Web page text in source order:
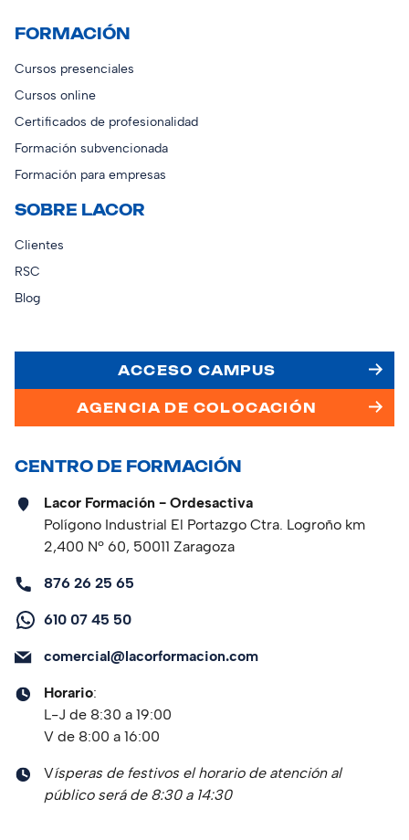
FORMACIÓN
Cursos presenciales
Cursos online
Certificados de profesionalidad
Formación subvencionada
Formación para empresas
SOBRE LACOR
Clientes
RSC
Blog
ACCESO CAMPUS
AGENCIA DE COLOCACIÓN
CENTRO DE FORMACIÓN
Lacor Formación - Ordesactiva
Polígono Industrial El Portazgo Ctra. Logroño km
2,400 Nº 60, 50011 Zaragoza
876 26 25 65
610 07 45 50
comercial@lacorformacion.com
Horario:
L-J de 8:30 a 19:00
V de 8:00 a 16:00
Vísperas de festivos el horario de atención al
público será de 8:30 a 14:30